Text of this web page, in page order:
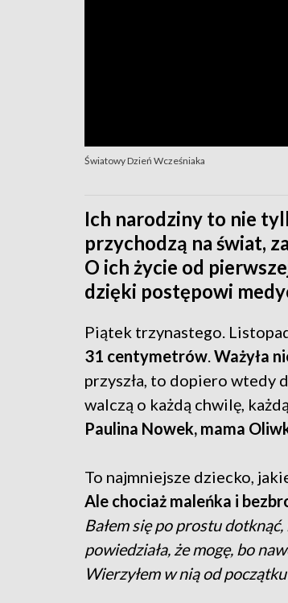
Światowy Dzień Wcześniaka
Ich narodziny to nie
przychodzą na świat,
O ich życie od
dzięki postępowi
Piątek trzynastego.
31 centymetrów Ważyła
przyszła, to dopiero wtedy
walczą o każdą chwilę,
Paulina Nowek, mama
To najmniejsze dziecko,
Ale chociaż maleńka i
Bałem się po prostu
powiedziała, że mogę, bo
Wierzyłem w nią od